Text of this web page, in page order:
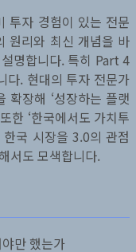
투자 경험이 있는 전문
원리와 최신 개념을 바
명합니다. 특히 Part 4
다. 현대의 투자 전문가
확장해 ‘성장하는 플랫
한 ‘한국에서도 가치투
국 시장을 3.0의 관점
서도 모색합니다.
만 했는가